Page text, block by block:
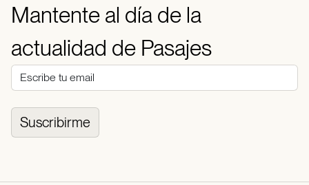
Mantente al día de la
actualidad de Pasajes
Suscribirme